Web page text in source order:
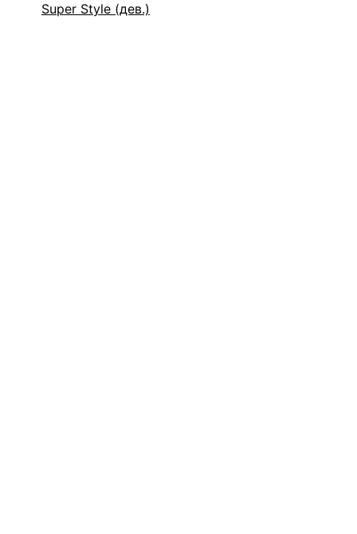
Super Style (дев.)